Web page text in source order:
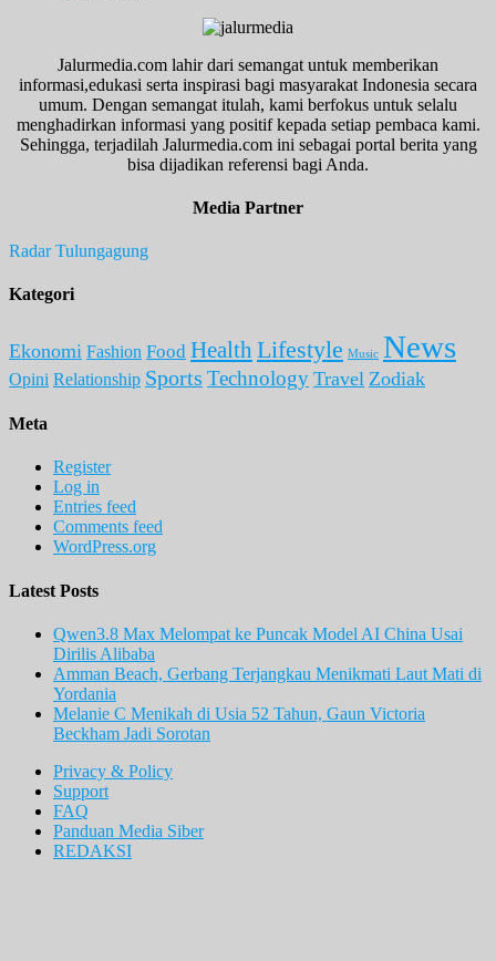
Jalurmedia.com lahir dari semangat untuk memberikan
informasi,edukasi serta inspirasi bagi masyarakat Indonesia secara
umum. Dengan semangat itulah, kami berfokus untuk selalu
menghadirkan informasi yang positif kepada setiap pembaca kami.
Sehingga, terjadilah Jalurmedia.com ini sebagai portal berita yang
bisa dijadikan referensi bagi Anda.
Media Partner
Radar Tulungagung
Kategori
Ekonomi Fashion Food Health Lifestyle Music News
Opini Relationship Sports Technology Travel Zodiak
Meta
Register
Log in
Entries feed
Comments feed
WordPress.org
Latest Posts
Qwen3.8 Max Melompat ke Puncak Model AI China Usai
Dirilis Alibaba
Amman Beach, Gerbang Terjangkau Menikmati Laut Mati di
Yordania
Melanie C Menikah di Usia 52 Tahun, Gaun Victoria
Beckham Jadi Sorotan
Privacy & Policy
Support
FAQ
Panduan Media Siber
REDAKSI